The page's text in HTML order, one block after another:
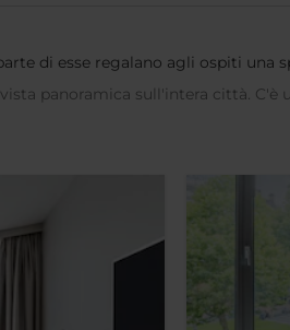
di esse regalano agli ospiti una
panoramica sull'intera città. C'è